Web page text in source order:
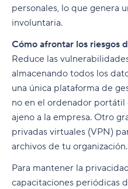
personales, lo que genera
involuntaria.
Cómo afrontar los riesgos
Reduce las
almacenando todos los
una única plataforma de
no en el ordenador
ajeno a la empresa. Otro
privadas virtuales (VPN)
archivos de tu organización.
Para mantener la
capacitaciones periódicas